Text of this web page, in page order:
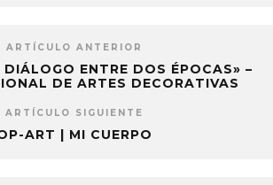
ARTÍCULO ANTERIOR
ENTRE DOS ÉPOCAS» –
DE ARTES DECORATIVAS
ARTÍCULO SIGUIENTE
ART | MI CUERPO